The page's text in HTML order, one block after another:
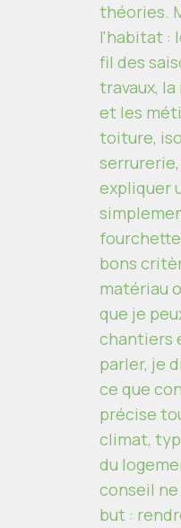
théories.
l'habitat :
fil des
travaux,
et les
toiture,
expliquer
bons
matériau
que je
chantiers
parler, je
ce que
précise
climat,
du
conseil
but :